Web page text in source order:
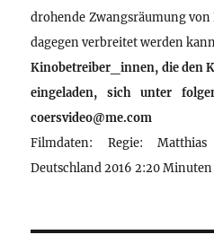
drohende Zwangsräumung
dagegen verbreitet werden
Kinobetreiber_innen, die den
eingeladen, sich unter
coersvideo@me.com
Filmdaten: Regie:
Deutschland 2016 2:20 Minuten